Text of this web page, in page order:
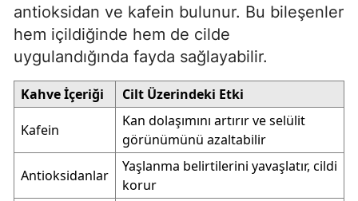
antioksidan ve kafein bulunur. Bu bileşenler
hem içildiğinde hem de cilde
uygulandığında fayda sağlayabilir.
Kahve İçeriği Cilt Üzerindeki Etki
Kafein
Kan dolaşımını artırır ve selülit
görünümünü azaltabilir
Antioksidanlar
Yaşlanma belirtilerini yavaşlatır, cildi
korur